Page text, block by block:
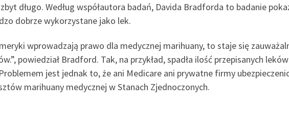
długo. Według współautora badań, Davida Bradforda to badanie
dobrze wykorzystane jako lek.
wprowadzają prawo dla medycznej marihuany, to staje się
powiedział Bradford. Tak, na przykład, spadła ilość przepisanych
jest jednak to, że ani Medicare ani prywatne firmy
marihuany medycznej w Stanach Zjednoczonych.